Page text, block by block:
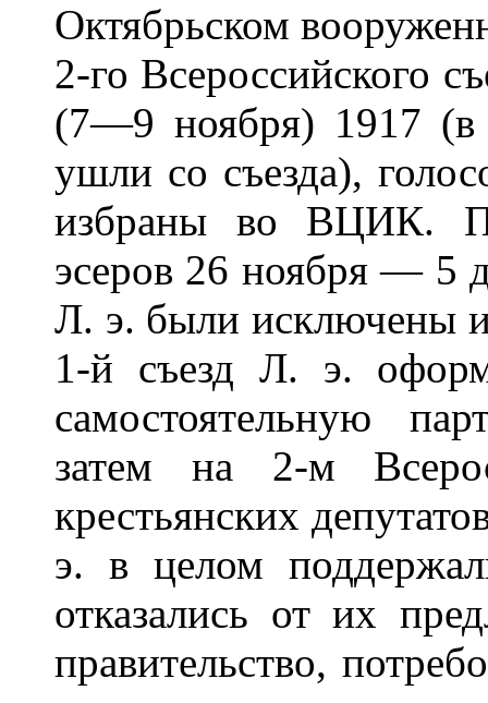
Октябрьском
2-го Всероссийского
(7—9 ноября) 1917 (в
ушли со съезда),
избраны во ВЦИК.
эсеров 26 ноября — 5
Л. э. были исключены
1-й съезд Л. э.
самостоятельную
затем на 2-м
крестьянских
э. в целом
отказались от их
правительство,